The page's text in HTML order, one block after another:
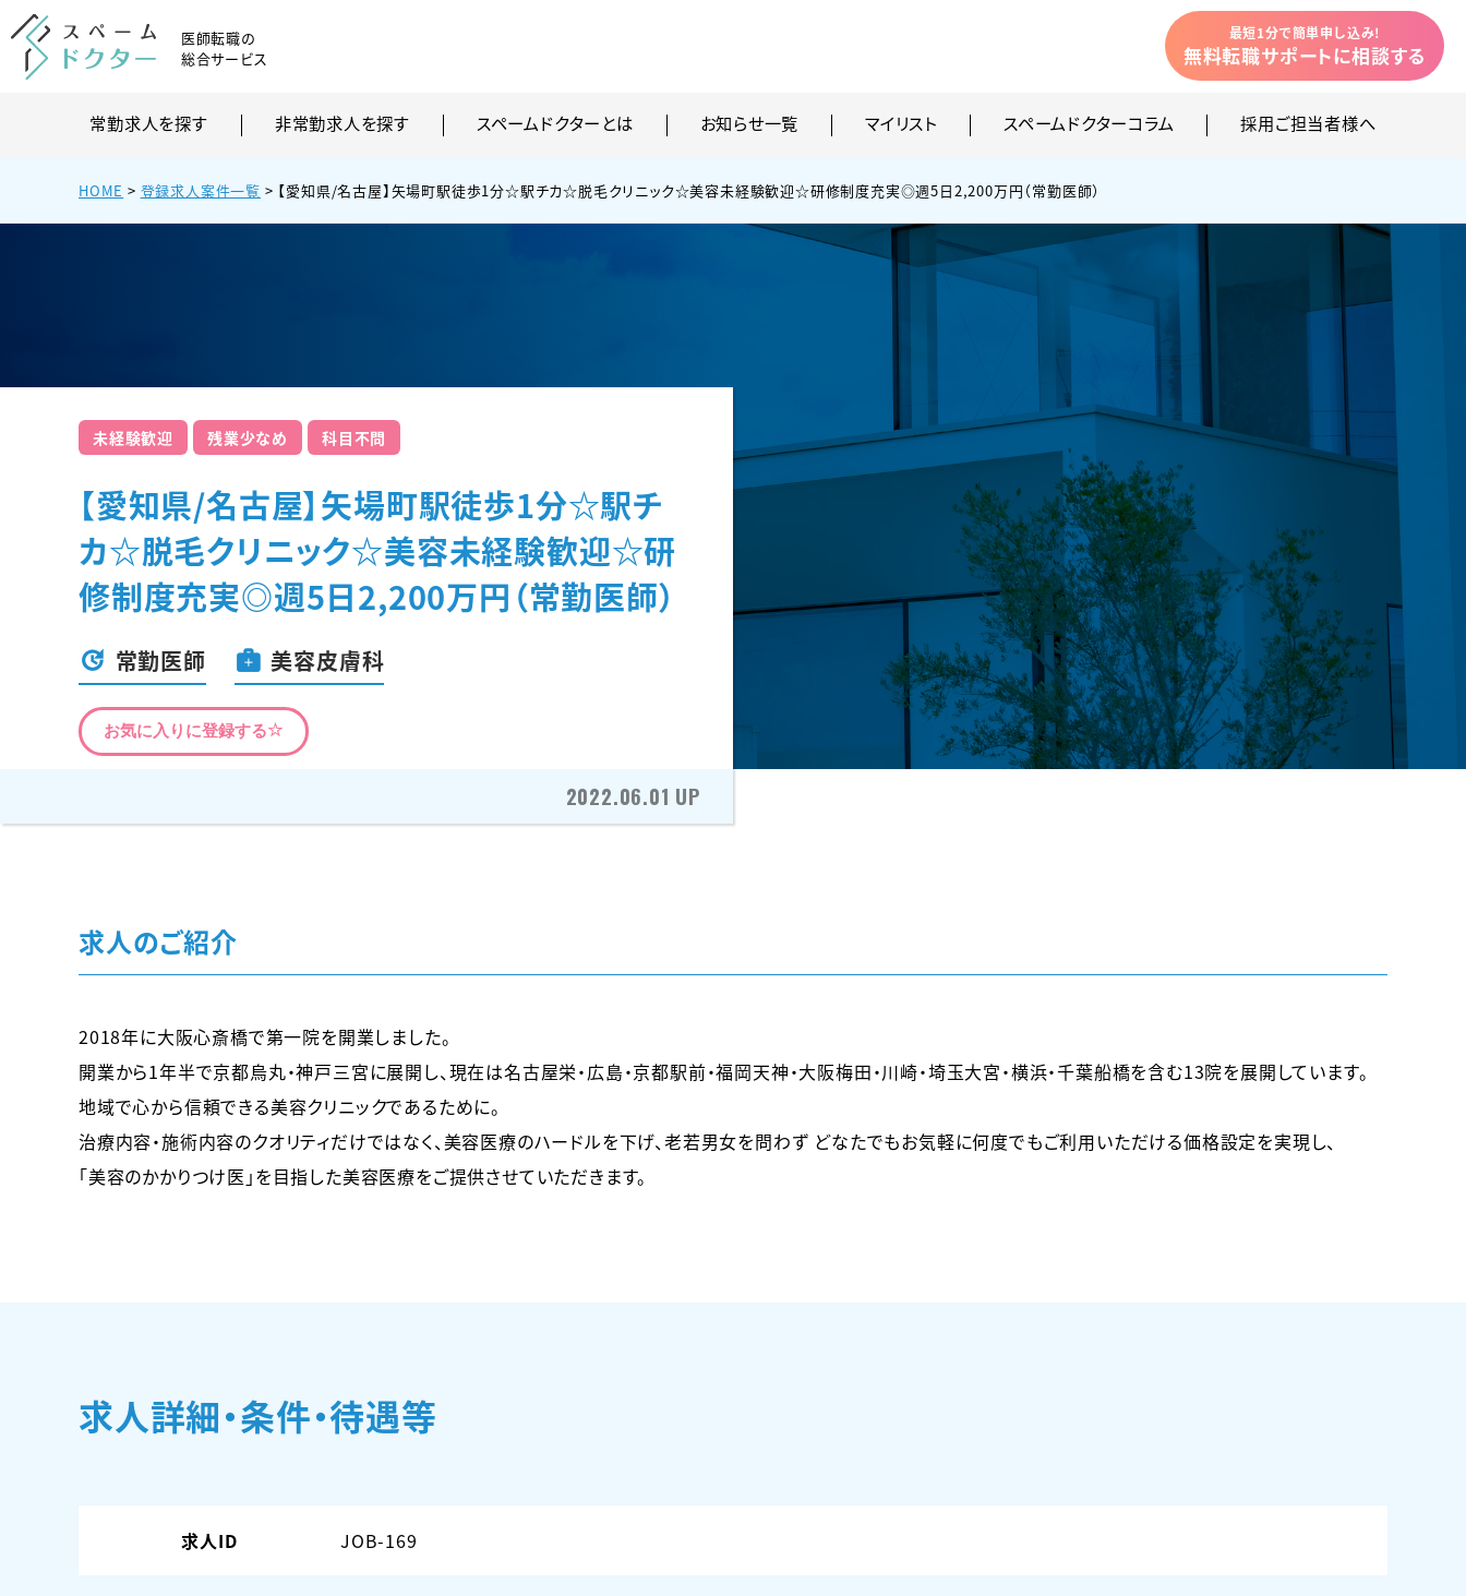
医師転職の
総合サービス
最短1分で簡単申し込み!
無料転職サポートに相談する
常勤求人を探す 非常勤求人を探す スペームドクターとは お知らせ一覧 マイリスト スペームドクターコラム 採用ご担当者様へ
HOME > 登録求人案件一覧 > 【愛知県/名古屋】矢場町駅徒歩1分☆駅チカ☆脱毛クリニック☆美容未経験歓迎☆研修制度充実◎週5日2,200万円（常勤医師）
未経験歓迎 残業少なめ 科目不問
【愛知県/名古屋】矢場町駅徒歩1分☆駅チ
カ☆脱毛クリニック☆美容未経験歓迎☆研
修制度充実◎週5日2,200万円（常勤医師）
常勤医師 美容皮膚科
お気に入りに登録する
2022.06.01 UP
求人のご紹介
2018年に大阪心斎橋で第一院を開業しました。
開業から1年半で京都烏丸・神戸三宮に展開し、現在は名古屋栄・広島・京都駅前・福岡天神・大阪梅田・川崎・埼玉大宮・横浜・千葉船橋を含む13院を展開しています。
地域で心から信頼できる美容クリニックであるために。
治療内容・施術内容のクオリティだけではなく、美容医療のハードルを下げ、老若男女を問わず どなたでもお気軽に何度でもご利用いただける価格設定を実現し、
「美容のかかりつけ医」を目指した美容医療をご提供させていただきます。
求人詳細・条件・待遇等
求人ID JOB-169